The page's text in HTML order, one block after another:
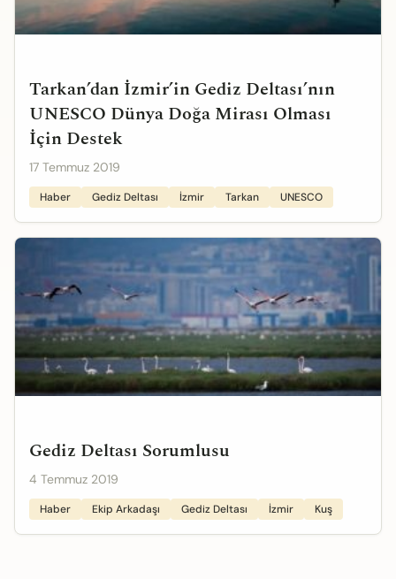
Tarkan’dan İzmir’in Gediz Deltası’nın
UNESCO Dünya Doğa Mirası Olması
İçin Destek
17 Temmuz 2019
Haber Gediz Deltası İzmir Tarkan UNESCO
Gediz Deltası Sorumlusu
4 Temmuz 2019
Haber Ekip Arkadaşı Gediz Deltası İzmir Kuş